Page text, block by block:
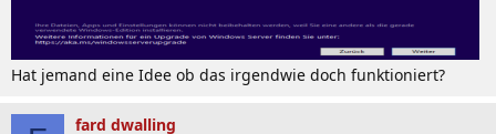
Hat jemand eine Idee ob das irgendwie doch funktioniert?
fard dwalling